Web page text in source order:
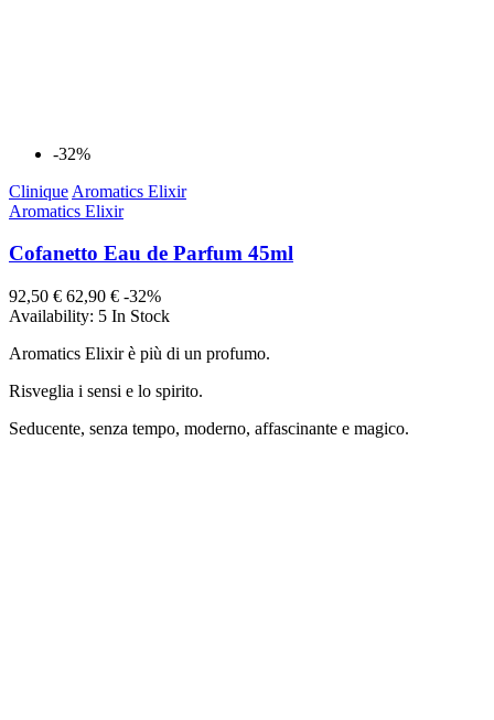
-32%
Clinique Aromatics Elixir
Aromatics Elixir
Cofanetto Eau de Parfum 45ml
92,50 € 62,90 € -32%
Availability: 5 In Stock
Aromatics Elixir è più di un profumo.
Risveglia i sensi e lo spirito.
Seducente, senza tempo, moderno, affascinante e magico.